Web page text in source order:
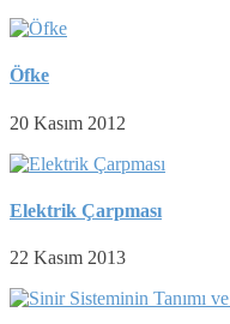
Öfke
20 Kasım 2012
Elektrik Çarpması
22 Kasım 2013